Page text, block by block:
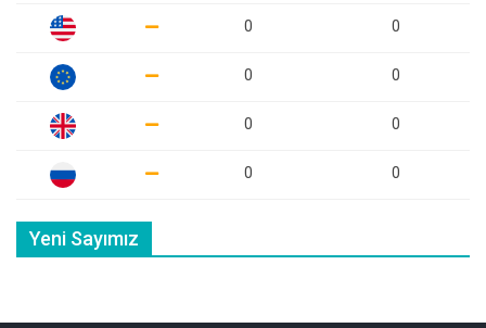
0 0
0 0
0 0
0 0
Yeni Sayımız